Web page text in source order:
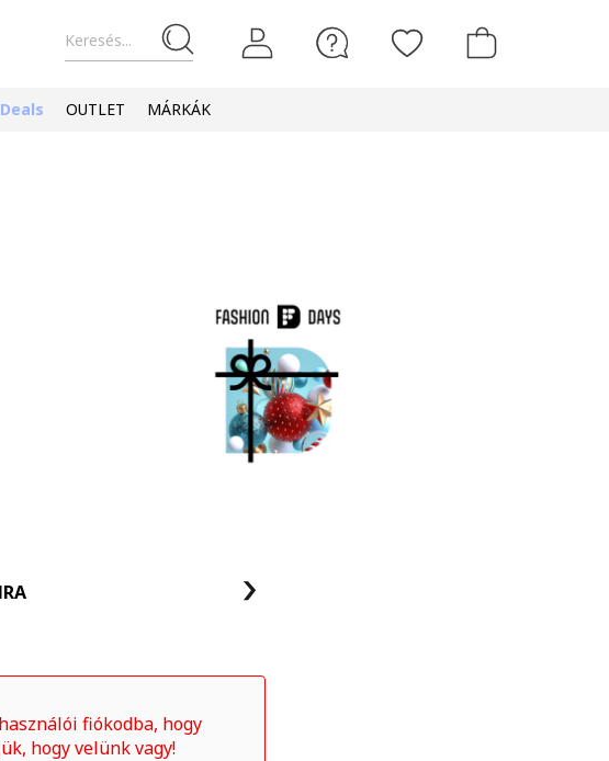
Keresés...
OUTLET MÁRKÁK
fiókodba, hogy
hogy velünk vagy!